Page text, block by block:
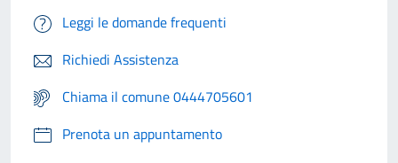
Leggi le domande frequenti
Richiedi Assistenza
Chiama il comune 0444705601
Prenota un appuntamento